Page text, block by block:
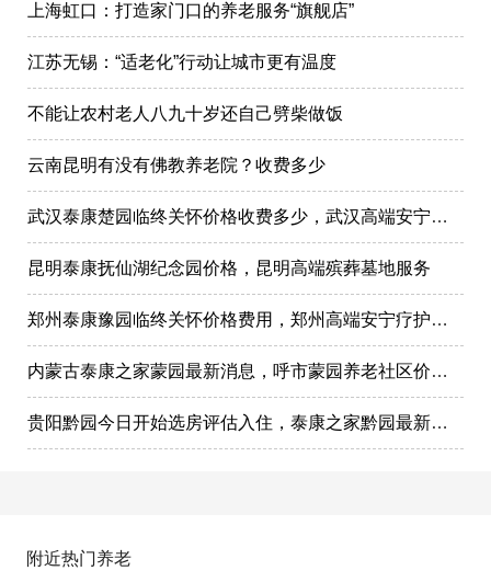
上海虹口：打造家门口的养老服务“旗舰店”
江苏无锡：“适老化”行动让城市更有温度
不能让农村老人八九十岁还自己劈柴做饭
云南昆明有没有佛教养老院？收费多少
武汉泰康楚园临终关怀价格收费多少，武汉高端安宁疗护，高端殡仪一条龙服务
昆明泰康抚仙湖纪念园价格，昆明高端殡葬墓地服务
郑州泰康豫园临终关怀价格费用，郑州高端安宁疗护在哪里
内蒙古泰康之家蒙园最新消息，呼市蒙园养老社区价格表
贵阳黔园今日开始选房评估入住，泰康之家黔园最新动态
附近热门养老